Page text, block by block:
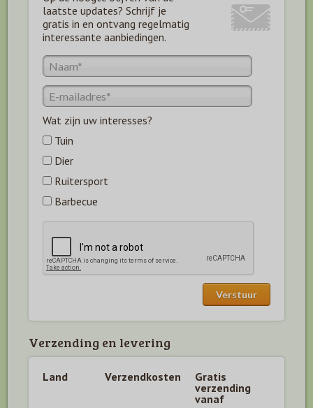
laatste updates? Schrijf je
gratis in en ontvang regelmatig
interessante aanbiedingen.
Wat zijn uw interesses?
Tuin
Dier
Ruitersport
Barbecue
Verzending en levering
Land Verzendkosten
Gratis
verzending
vanaf